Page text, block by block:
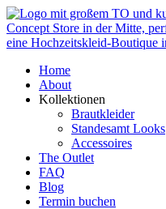
Zum
Inhalt
springen
Home
About
Kollektionen
Brautkleider
Standesamt Looks
Accessoires
The Outlet
FAQ
Blog
Termin buchen